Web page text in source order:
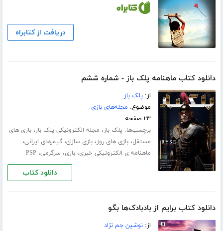
دریافت از کتابراه
دانلود کتاب ماهنامه پلک باز - شماره ششم
از:پلک باز
موضوع: مجله‌های بازی
۲۳ صفحه
برچسب‌ها: پلک باز، مجله الکترونیکی پلک باز،بازی های
مستقل،بازی های روز،بازی سازان،گیمرهای ایرانی،
ماهنامه ی الکترونیکی خبری،بازی، سرگرمی، PSP
دانلود کتاب
دانلود کتاب برایم از بادبادک‌ها بگو
از:نوشین جم نژاد